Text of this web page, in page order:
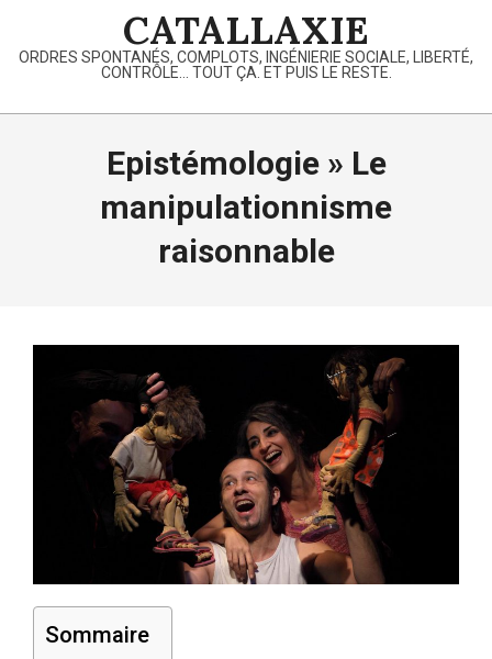
content
CATALLAXIE
ORDRES SPONTANÉS, COMPLOTS, INGÉNIERIE SOCIALE, LIBERTÉ,
CONTRÔLE… TOUT ÇA. ET PUIS LE RESTE.
Primary
Epistémologie » Le
manipulationnisme
raisonnable
Sommaire